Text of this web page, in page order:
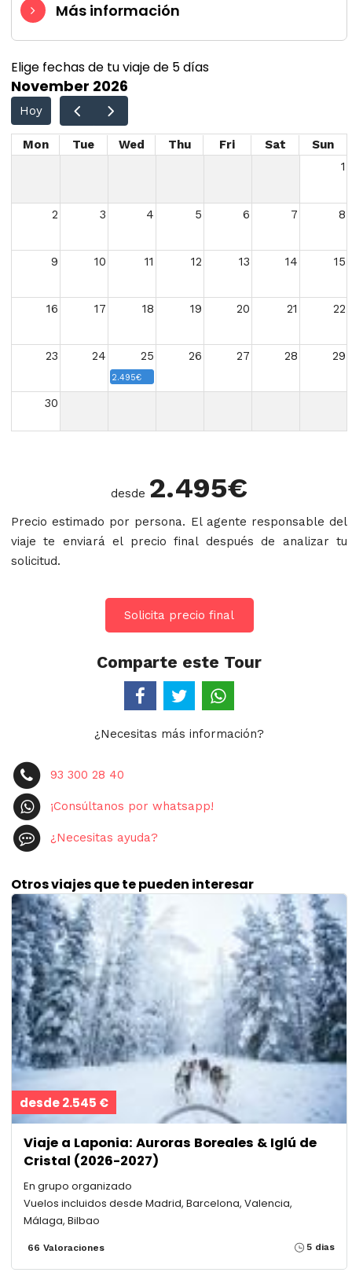
Más información
Elige fechas de tu viaje de 5 días
November 2026
Hoy
Mon Tue Wed Thu Fri Sat
Sun
1
2 3 4 5 6 7 8
9 10 11 12 13 14 15
16 17 18 19 20 21 22
23 24 25 26 27 28 29
2.495€
30
desde 2.495€
Precio estimado por persona. El agente responsable del
viaje te enviará el precio final después de analizar tu
solicitud.
Solicita precio final
Comparte este Tour
¿Necesitas más información?
93 300 28 40
¡Consúltanos por whatsapp!
¿Necesitas ayuda?
Otros viajes que te pueden interesar
desde 2.545 €
Viaje a Laponia: Auroras Boreales & Iglú de
Cristal (2026-2027)
En grupo organizado
Vuelos incluidos desde Madrid, Barcelona, Valencia,
Málaga, Bilbao
66 Valoraciones 5 dias